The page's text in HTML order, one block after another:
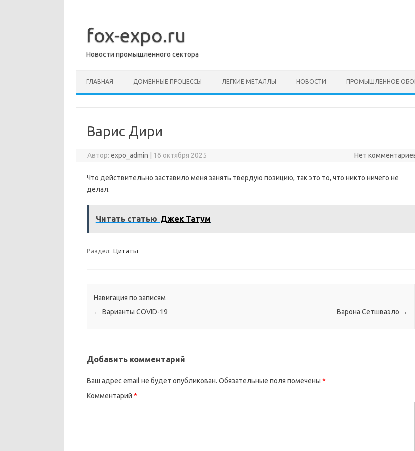
содержимому
fox-expo.ru
Новости промышленного сектора
ГЛАВНАЯ ДОМЕННЫЕ ПРОЦЕССЫ ЛЕГКИЕ МЕТАЛЛЫ НОВОСТИ ПРОМЫШЛЕННОЕ
Варис Дири
Автор:expo_admin 16 октября 2025 Нет
Что действительно заставило меня занять твердую позицию, так это то, что никто ничего не
делал.
Читать статью Джек Татум
Раздел: Цитаты
Навигация по записям
← Варианты COVID-19 Варона Сетшваэло →
Добавить комментарий
Ваш адрес email не будет опубликован. Обязательные поля помечены *
Комментарий *